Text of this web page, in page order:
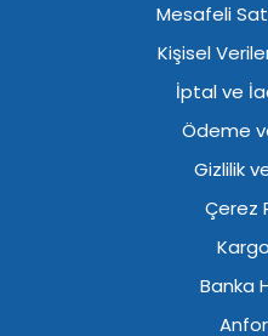
Mesafeli
Kişisel
İptal ve
Ödeme
Gizlilik
Çerez
Banka